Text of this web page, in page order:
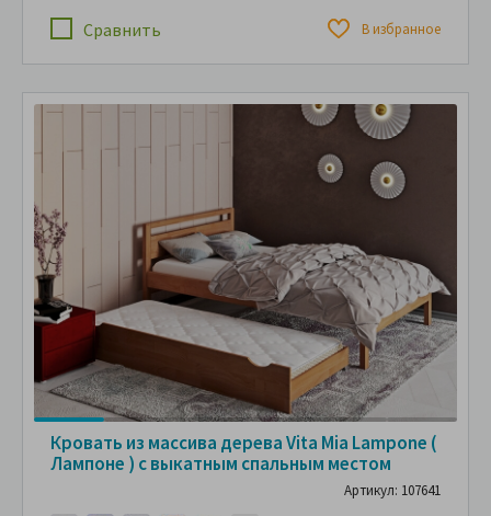
Сравнить В избранное
Кровать из массива дерева Vita Mia Lampone (
Лампоне ) с выкатным спальным местом
Артикул: 107641